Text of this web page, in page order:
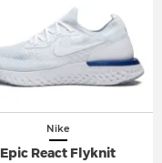
Nike
Epic React Flyknit